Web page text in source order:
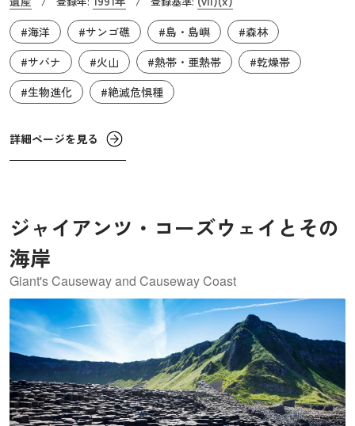
していましたが、その多くは絶滅してしまい、コモドオオ
トカゲはその最後の種だと考えられています。コモドオオ
トカゲの歯の間からは、獲物の血液の凝固を妨げ失血させ
る毒が出ることが分かっており、その毒を使って狩りを行
っています。
#海洋
#サンゴ礁 #島・島嶼
#森林
#サバナ
#火山 #熱帯・亜熱帯
#乾燥帯
#生物進化
#絶滅危惧種
詳細ページを見る
ジャイアンツ・コーズウェイとその
海岸
Giant's Causeway and Causeway Coast